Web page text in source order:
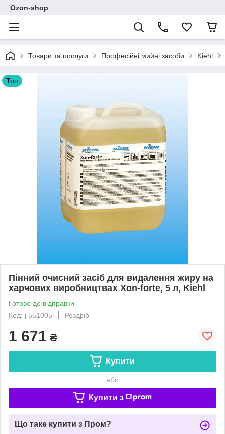
Ozon-shop
Товари та послуги Професійні мийні засоби Kiehl
Топ
Пінний очисний засіб для видалення жиру на
харчових виробництвах Xon-forte, 5 л, Kiehl
Готово до відправки
Код: j 551005
Роздріб
1 671 ₴
Купити
або
Купити з
Що таке купити з Пром?